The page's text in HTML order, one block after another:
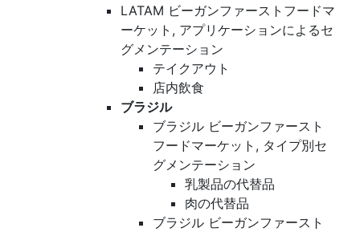
LATAM ビーガンファーストフードマ
ーケット, アプリケーションによるセ
グメンテーション
テイクアウト
店内飲食
ブラジル
ブラジル ビーガンファースト
フードマーケット, タイプ別セ
グメンテーション
乳製品の代替品
肉の代替品
ブラジル ビーガンファースト